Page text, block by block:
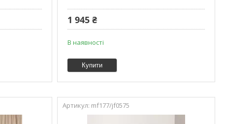
1 945 ₴
В наявності
Купити
mf177/jf0575